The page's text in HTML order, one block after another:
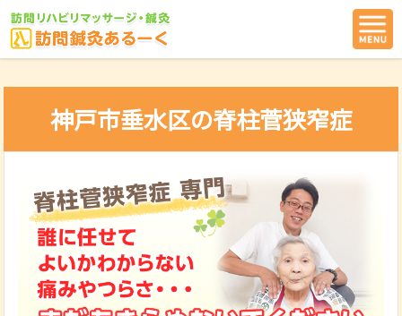
神戸市垂水区の脊柱菅狭窄症